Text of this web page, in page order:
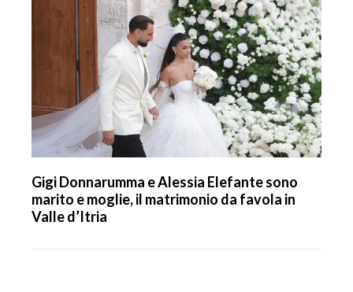
Gigi Donnarumma e Alessia Elefante sono
marito e moglie, il matrimonio da favola in
Valle d’Itria